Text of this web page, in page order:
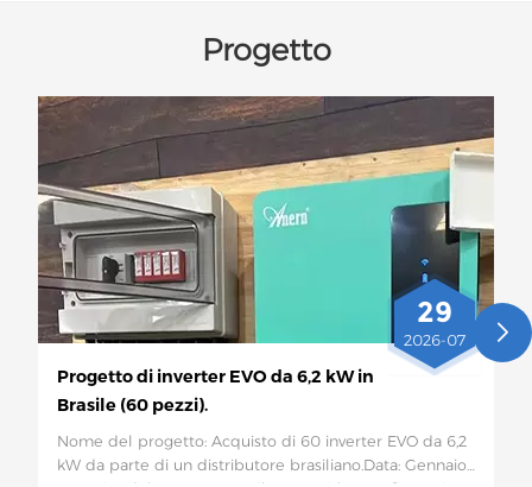
Progetto
29
2026-07
Progetto di inverter EVO da 6,2 kW in
Brasile (60 pezzi).
Nome del progetto: Acquisto di 60 inverter EVO da 6,2
kW da parte di un distributore brasiliano.Data: Gennaio